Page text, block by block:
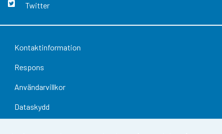
Twitter
Kontaktinformation
Respons
Användarvillkor
Dataskydd